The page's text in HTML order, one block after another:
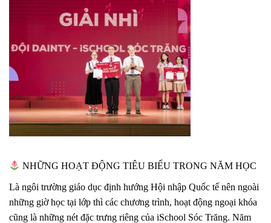
NHỮNG HOẠT ĐỘNG TIÊU BIỂU TRONG NĂM HỌC
Là ngôi trường giáo dục định hướng Hội nhập Quốc tế nên ngoài
những giờ học tại lớp thì các chương trình, hoạt động ngoại khóa
cũng là những nét đặc trưng riêng của iSchool Sóc Trăng. Năm